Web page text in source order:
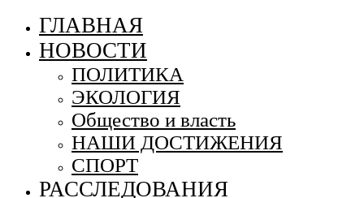
ГЛАВНАЯ
НОВОСТИ
ПОЛИТИКА
ЭКОЛОГИЯ
Общество и власть
НАШИ ДОСТИЖЕНИЯ
СПОРТ
РАССЛЕДОВАНИЯ